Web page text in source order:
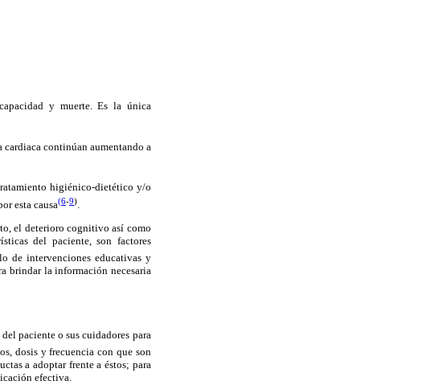
y muerte. Es la única
cardiaca continúan aumentando a
higiénico-dietético y/o
esta causa(6-9)
el deterioro cognitivo así como
del paciente, son factores
de intervenciones educativas y
brindar la información necesaria
paciente o sus cuidadores para
dosis y frecuencia con que son
a adoptar frente a éstos; para
efectiva.